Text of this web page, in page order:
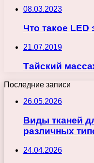
08.03.2023
Что такое LED
21.07.2019
Тайский
Последние записи
26.05.2026
Виды тканей
различных
24.04.2026